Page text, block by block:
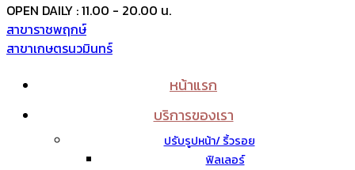
OPEN DAILY : 11.00 - 20.00 น.
สาขาราชพฤกษ์
สาขาเกษตรนวมินทร์
หน้าแรก
บริการของเรา
ปรับรูปหน้า/ ริ้วรอย
ฟิลเลอร์